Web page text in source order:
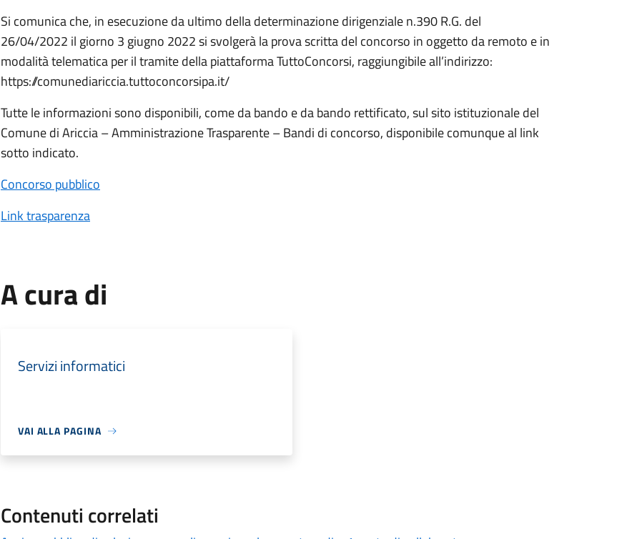
Si comunica che, in esecuzione da ultimo della determinazione dirigenziale n.390 R.G. del
26/04/2022 il giorno 3 giugno 2022 si svolgerà la prova scritta del concorso in oggetto da remoto e in
modalità telematica per il tramite della piattaforma TuttoConcorsi, raggiungibile all’indirizzo:
https://comunediariccia.tuttoconcorsipa.it/
Tutte le informazioni sono disponibili, come da bando e da bando rettificato, sul sito istituzionale del
Comune di Ariccia – Amministrazione Trasparente – Bandi di concorso, disponibile comunque al link
sotto indicato.
Concorso pubblico
Link trasparenza
A cura di
Servizi informatici
VAI ALLA PAGINA
Contenuti correlati